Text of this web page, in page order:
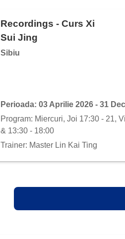
Recordings - Curs Xi
Sui Jing
Sibiu
Perioada: 03 Aprilie 2026 - 31
Program: Miercuri, Joi 17:30 - 21,
& 13:30 - 18:00
Trainer: Master Lin Kai Ting